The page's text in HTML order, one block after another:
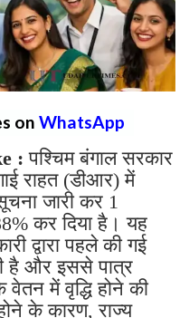
on WhatsApp
: पश्चिम बंगाल सरकार
राहत (डीआर) में
जारी कर 1
कर दिया है। यह
द्वारा पहले की गई
है और इससे पात्र
वेतन में वृद्धि होने की
के कारण, राज्य